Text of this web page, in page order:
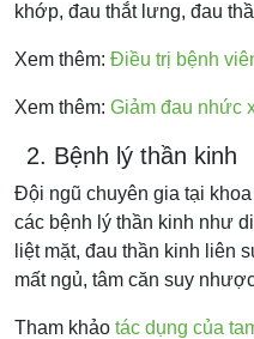
khớp, đau thắt lưng, đau
Xem thêm: Điều trị bệnh
Xem thêm: Giảm đau nhức
2. Bệnh lý thần kinh
Đội ngũ chuyên gia tại
các bệnh lý thần kinh như
liệt mặt, đau thần kinh liên
mất ngủ, tâm căn suy
Tham khảo tác dụng của